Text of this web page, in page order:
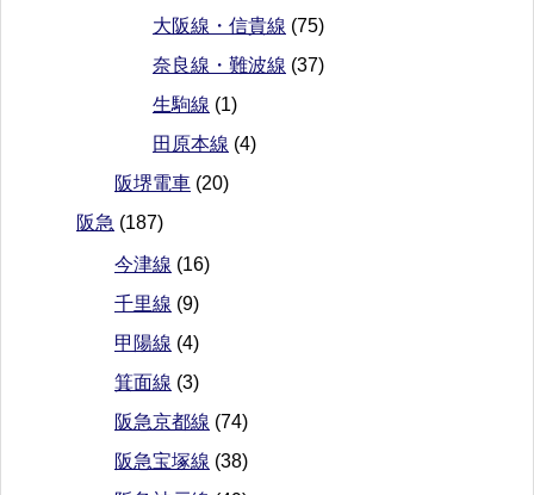
大阪線・信貴線 (75)
奈良線・難波線 (37)
生駒線 (1)
田原本線 (4)
阪堺電車 (20)
阪急 (187)
今津線 (16)
千里線 (9)
甲陽線 (4)
箕面線 (3)
阪急京都線 (74)
阪急宝塚線 (38)